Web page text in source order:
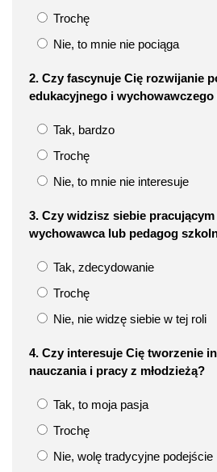
Trochę
Nie, to mnie nie pociąga
2. Czy fascynuje Cię rozwijanie
edukacyjnego i
Tak, bardzo
Trochę
Nie, to mnie nie interesuje
3. Czy widzisz siebie
wychowawca lub pedagog
Tak, zdecydowanie
Trochę
Nie, nie widzę siebie w tej roli
4. Czy interesuje Cię tworzenie
nauczania i pracy z młodzieżą?
Tak, to moja pasja
Trochę
Nie, wolę tradycyjne podejście